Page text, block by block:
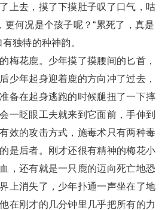
上去，摸了下摸肚子叹了口气，咕
何况是个孩子呢？“累死了，真是
独特的种神韵。
花鹿。少年摸了摸腰间的匕首，
少年起身迎着鹿的方向冲了过去，
备在起身逃跑的时候腿扭了一下摔
一眨眼工夫就来到它面前，手伸到
效的攻击方式，施毒术只有两种毒
是后者。刚才还很有精神的梅花小
，还有就是一只鹿的迈向死亡地恐
上消失了，少年扑通一声坐在了地
在刚才的几分钟里几乎把所有的力